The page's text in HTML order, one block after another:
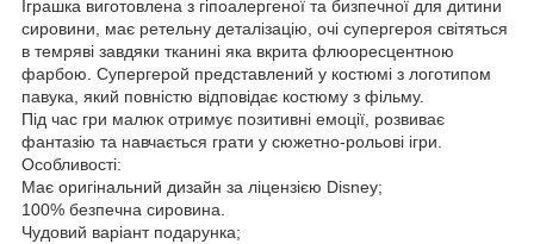
Іграшка виготовлена з гіпоалергеної та бизпечної для дитини
сировини, має ретельну деталізацію, очі супергероя світяться
в темряві завдяки тканині яка вкрита флюоресцентною
фарбою. Супергерой представлений у костюмі з логотипом
павука, який повністю відповідає костюму з фільму.
Під час гри малюк отримує позитивні емоції, розвиває
фантазію та навчається грати у сюжетно-рольові ігри.
Особливості:
Має оригінальний дизайн за ліцензією Disney;
100% безпечна сировина.
Чудовий варіант подарунка;